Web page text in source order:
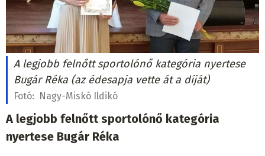
A legjobb felnőtt sportolónő kategória nyertese
Bugár Réka (az édesapja vette át a díját)
Fotó: Nagy-Miskó Ildikó
A legjobb felnőtt sportolónő kategória
nyertese Bugár Réka